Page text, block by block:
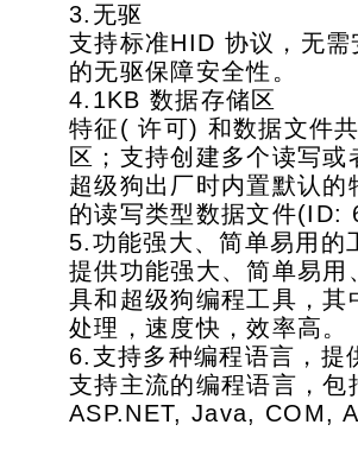
3.无驱
支持标准HID 协议，无
的无驱保障安全性。
4.1KB 数据存储区
特征( 许可) 和数据文件
区；支持创建多个读写
超级狗出厂时内置默认
的读写类型数据文件(ID:
5.功能强大、简单易用的
提供功能强大、简单易
具和超级狗编程工具，
处理，速度快，效率高。
6.支持多种编程语言，提
支持主流的编程语言，
ASP.NET, Java, COM,